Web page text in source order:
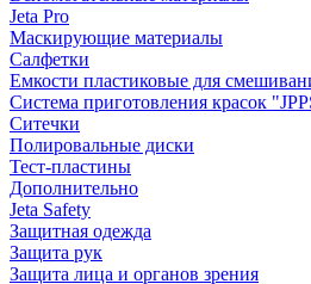
Jeta Pro
Маскирующие материалы
Салфетки
Емкости пластиковые для
Система приготовления красок
Ситечки
Полировальные диски
Тест-пластины
Дополнительно
Jeta Safety
Защитная одежда
Защита рук
Защита лица и органов зрения